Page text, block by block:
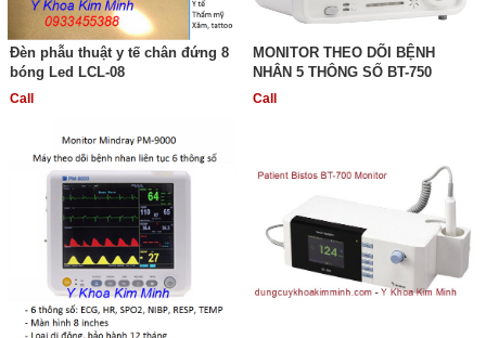
Đèn phẫu thuật y tế chân đứng 8
bóng Led LCL-08
Call
MONITOR THEO DÕI BỆNH
NHÂN 5 THÔNG SỐ BT-750
Call